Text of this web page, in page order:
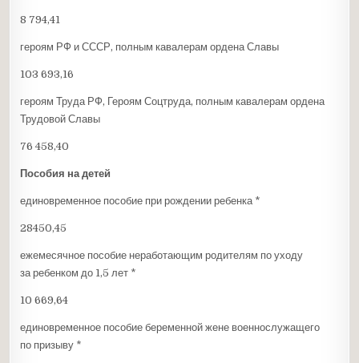
8 794,41
героям РФ и СССР, полным кавалерам ордена Славы
103 693,16
героям Труда РФ, Героям Соцтруда, полным кавалерам ордена
Трудовой Славы
76 458,40
Пособия на детей
единовременное пособие при рождении ребенка *
28450,45
ежемесячное пособие неработающим родителям по уходу
за ребенком до 1,5 лет *
10 669,64
единовременное пособие беременной жене военнослужащего
по призыву *